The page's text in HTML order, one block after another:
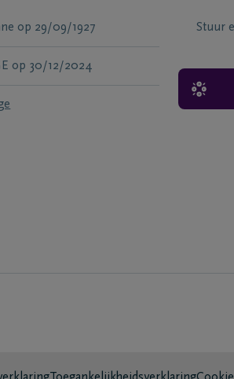
op 29/09/1927
op 30/12/2024
Stuur